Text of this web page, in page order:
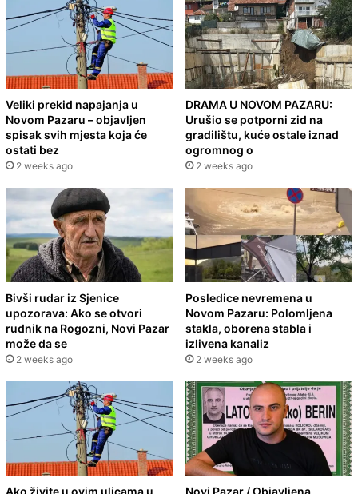
Veliki prekid napajanja u
Novom Pazaru – objavljen
spisak svih mjesta koja će
ostati bez
2 weeks ago
DRAMA U NOVOM PAZARU:
Urušio se potporni zid na
gradilištu, kuće ostale iznad
ogromnog o
2 weeks ago
Bivši rudar iz Sjenice
upozorava: Ako se otvori
rudnik na Rogozni, Novi Pazar
može da se
2 weeks ago
Posledice nevremena u
Novom Pazaru: Polomljena
stakla, oborena stabla i
izlivena kanaliz
2 weeks ago
Ako živite u ovim ulicama u
Novi Pazar / Objavljena